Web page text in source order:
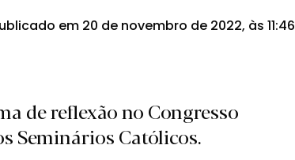
em 20 de novembro de 2022, às 11:46
de reflexão no Congresso
Seminários Católicos.